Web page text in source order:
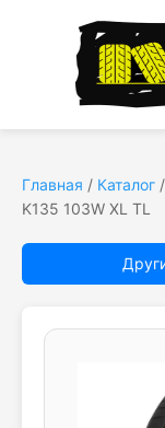
Главная / Каталог /
K135 103W XL TL